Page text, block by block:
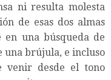
ni resulta molesta
de esas dos almas
una búsqueda de
brújula, e incluso
venir desde el tono